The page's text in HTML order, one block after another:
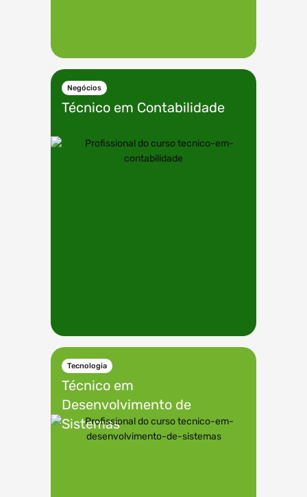
Negócios
Técnico em Contabilidade
Tecnologia
Técnico em
Desenvolvimento de
Sistemas